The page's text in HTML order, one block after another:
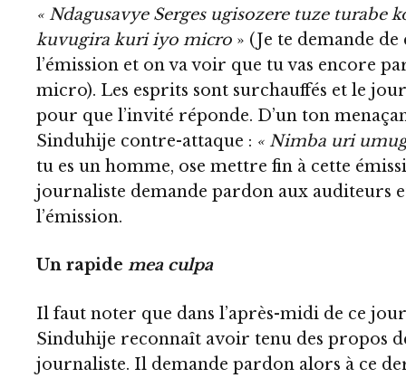
« Ndagusavye Serges ugisozere tuze turabe
kuvugira kuri iyo micro » (Je te demande
l’émission et on va voir que tu vas encore
micro). Les esprits sont surchauffés et le
pour que l’invité réponde. D’un ton
Sinduhije contre-attaque : « Nimba uri
tu es un homme, ose mettre fin à cette
journaliste demande pardon aux auditeurs
l’émission.
Un rapide mea culpa
Il faut noter que dans l’après-midi de ce
Sinduhije reconnaît avoir tenu des propos
journaliste. Il demande pardon alors à ce